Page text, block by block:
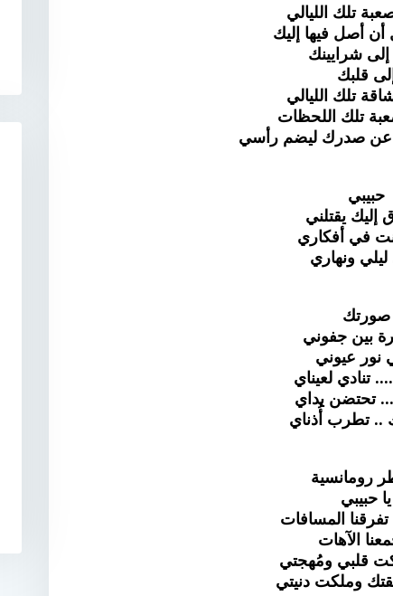
تلك الليالي
أن أصل فيها إليك
شرايينك
قلبك
تلك الليالي
تلك اللحظات
عن صدرك ليضم رأسي
حبيبي
إليك يقتلني
في أفكاري
ونهاري
صورتك
بين جفوني
نور عيوني
تنادي لعيناي
تحتضن يداي
.. تطرب أُذناي
رومانسية
يا حبيبي
المسافات
الآهات
قلبي ومُهجتي
وملكت دنيتي